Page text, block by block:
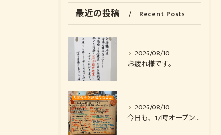
最近の投稿 Recent Posts
2026/08/10
お疲れ様です。
2026/08/10
今日も、17時オープンいたします🙏